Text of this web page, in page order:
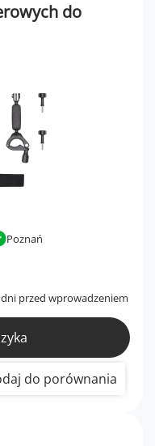
do
Poznań
przed wprowadzeniem
do porównania